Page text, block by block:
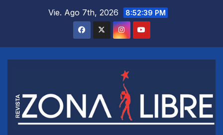
Vie. Ago 7th, 2026 8:52:40 PM